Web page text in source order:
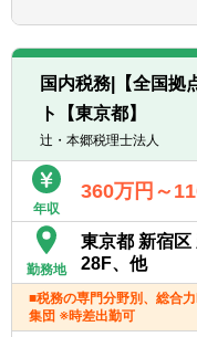
ユニ
せず
最適
ショ
出し
第二
く募
※拠
東京
大阪
名古
国内税務|【全国拠
ト【東京都】
辻・本郷税理士法人
年収
360万円～
勤務地
東京都 新宿区
28F、他
■税務の専門分野別、総合
集団 ※時差出勤可